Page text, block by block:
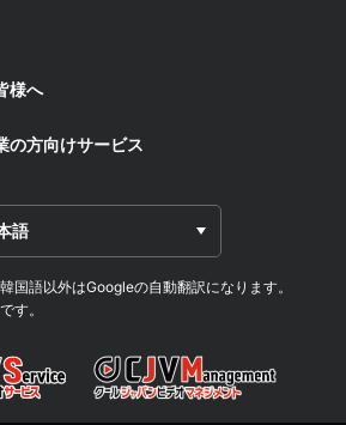
様へ
の方向けサービス
語
国語以外はGoogleの自動翻訳になります。
す。